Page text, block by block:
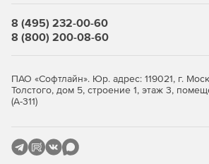
8 (495) 232-00-60
8 (800) 200-08-60
ПАО «Софтлайн». Юр. адрес: 119021, г.
Толстого, дом 5, строение 1, этаж 3,
(А-311)